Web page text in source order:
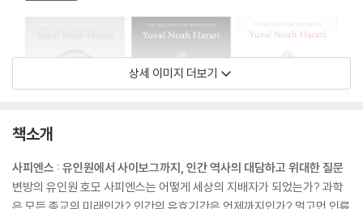
상세 이미지 더보기
책소개
사피엔스 : 유인원에서 사이보그까지, 인간 역사의 대담하고 위대한 질문
변방의 유인원 호모 사피엔스는 어떻게 세상의 지배자가 되었는가? 과학